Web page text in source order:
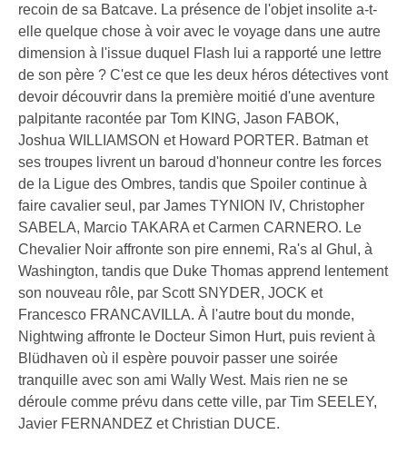
recoin de sa Batcave. La présence de l'objet insolite a-t-
elle quelque chose à voir avec le voyage dans une autre
dimension à l'issue duquel Flash lui a rapporté une lettre
de son père ? C'est ce que les deux héros détectives vont
devoir découvrir dans la première moitié d'une aventure
palpitante racontée par Tom KING, Jason FABOK,
Joshua WILLIAMSON et Howard PORTER. Batman et
ses troupes livrent un baroud d'honneur contre les forces
de la Ligue des Ombres, tandis que Spoiler continue à
faire cavalier seul, par James TYNION IV, Christopher
SABELA, Marcio TAKARA et Carmen CARNERO. Le
Chevalier Noir affronte son pire ennemi, Ra's al Ghul, à
Washington, tandis que Duke Thomas apprend lentement
son nouveau rôle, par Scott SNYDER, JOCK et
Francesco FRANCAVILLA. À l'autre bout du monde,
Nightwing affronte le Docteur Simon Hurt, puis revient à
Blüdhaven où il espère pouvoir passer une soirée
tranquille avec son ami Wally West. Mais rien ne se
déroule comme prévu dans cette ville, par Tim SEELEY,
Javier FERNANDEZ et Christian DUCE.